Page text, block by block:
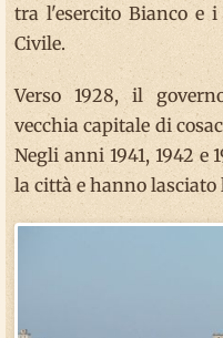
tra l'esercito Bianco e
Civile.
Verso 1928, il
vecchia capitale di
Negli anni 1941, 1942 e
la città e hanno lasciato